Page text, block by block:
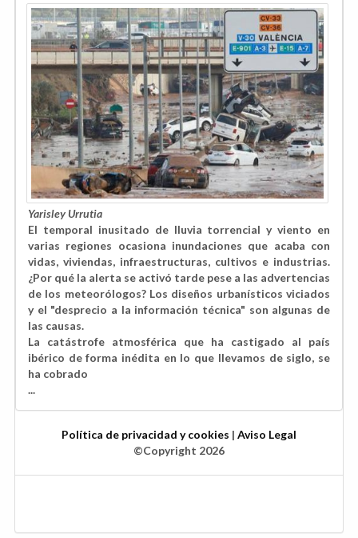
Yarisley Urrutia
El temporal inusitado de lluvia torrencial y viento en
varias regiones ocasiona inundaciones que acaba con
vidas, viviendas, infraestructuras, cultivos e industrias.
¿Por qué la alerta se activó tarde pese a las advertencias
de los meteorólogos? Los diseños urbanísticos viciados
y el "desprecio a la información técnica" son algunas de
las causas.
La catástrofe atmosférica que ha castigado al país
ibérico de forma inédita en lo que llevamos de siglo, se
ha cobrado
...
Política de privacidad y cookies | Aviso Legal
©Copyright 2026